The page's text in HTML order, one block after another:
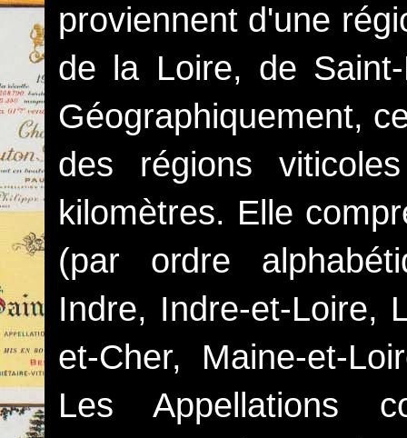
proviennent d'une
de la Loire, de
Géographiquement,
des régions
kilomètres. Elle
(par ordre
Indre, Indre-et-Loire,
et-Cher, Maine-et-
Les Appellations